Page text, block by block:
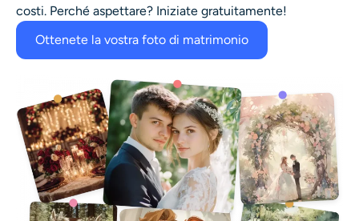
costi. Perché aspettare? Iniziate gratuitamente!
Ottenete la vostra foto di matrimonio